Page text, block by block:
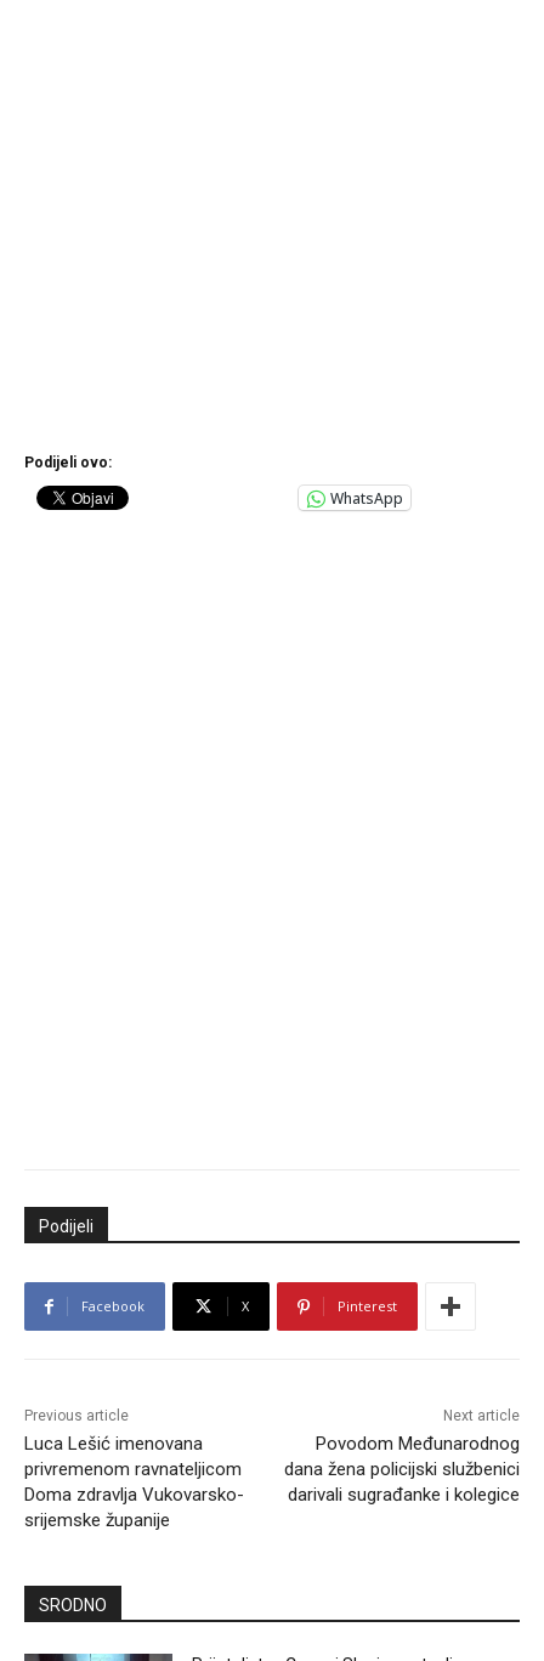
Podijeli ovo:
WhatsApp
Podijeli
Facebook X Pinterest
Previous article
Luca Lešić imenovana
privremenom ravnateljicom
Doma zdravlja Vukovarsko-
srijemske županije
Next article
Povodom Međunarodnog
dana žena policijski službenici
darivali sugrađanke i kolegice
SRODNO